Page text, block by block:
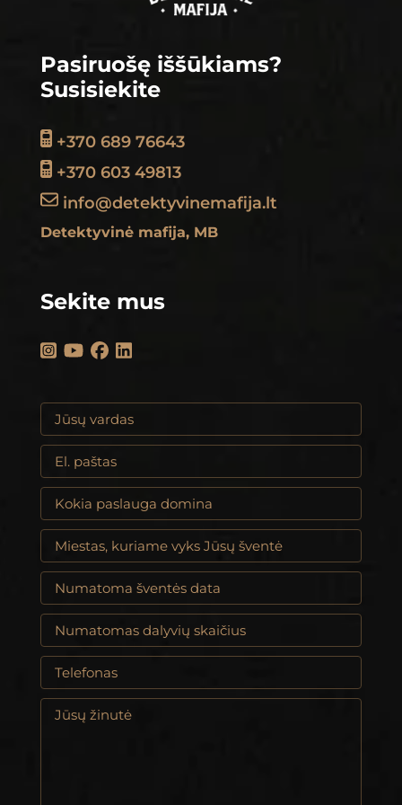
Pasiruošę iššūkiams?
Susisiekite
+370 689 76643
+370 603 49813
info@detektyvinemafija.lt
Detektyvinė mafija, MB
Sekite mus